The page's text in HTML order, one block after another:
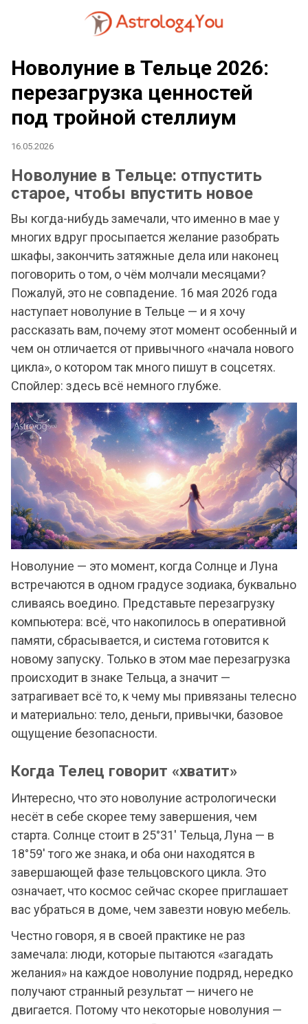
Новолуние в Тельце 2026:
перезагрузка ценностей
под тройной стеллиум
16.05.2026
Новолуние в Тельце: отпустить
старое, чтобы впустить новое
Вы когда-нибудь замечали, что именно в мае у
многих вдруг просыпается желание разобрать
шкафы, закончить затяжные дела или наконец
поговорить о том, о чём молчали месяцами?
Пожалуй, это не совпадение. 16 мая 2026 года
наступает новолуние в Тельце — и я хочу
рассказать вам, почему этот момент особенный и
чем он отличается от привычного «начала нового
цикла», о котором так много пишут в соцсетях.
Спойлер: здесь всё немного глубже.
Новолуние — это момент, когда Солнце и Луна
встречаются в одном градусе зодиака, буквально
сливаясь воедино. Представьте перезагрузку
компьютера: всё, что накопилось в оперативной
памяти, сбрасывается, и система готовится к
новому запуску. Только в этом мае перезагрузка
происходит в знаке Тельца, а значит —
затрагивает всё то, к чему мы привязаны телесно
и материально: тело, деньги, привычки, базовое
ощущение безопасности.
Когда Телец говорит «хватит»
Интересно, что это новолуние астрологически
несёт в себе скорее тему завершения, чем
старта. Солнце стоит в 25°31' Тельца, Луна — в
18°59' того же знака, и оба они находятся в
завершающей фазе тельцовского цикла. Это
означает, что космос сейчас скорее приглашает
вас убраться в доме, чем завезти новую мебель.
Честно говоря, я в своей практике не раз
замечала: люди, которые пытаются «загадать
желания» на каждое новолуние подряд, нередко
получают странный результат — ничего не
двигается. Потому что некоторые новолуния —